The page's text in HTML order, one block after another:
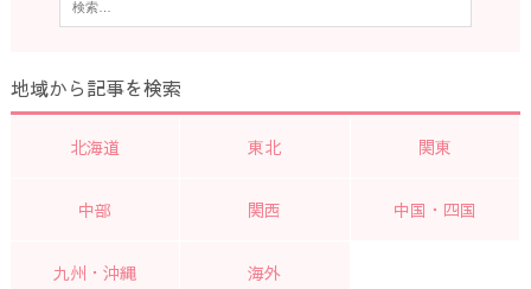
地域から記事を検索
北海道 東北 関東
中部 関西 中国・四国
九州・沖縄 海外